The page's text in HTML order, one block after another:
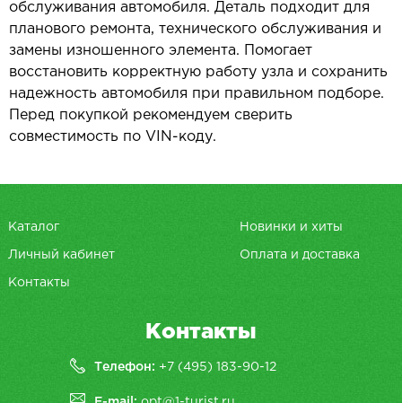
обслуживания автомобиля. Деталь подходит для
планового ремонта, технического обслуживания и
замены изношенного элемента. Помогает
восстановить корректную работу узла и сохранить
надежность автомобиля при правильном подборе.
Перед покупкой рекомендуем сверить
совместимость по VIN-коду.
Каталог Новинки и хиты
Личный кабинет Оплата и доставка
Контакты
Контакты
Телефон: +7 (495) 183-90-12